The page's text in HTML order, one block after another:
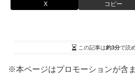
X コピー
この記事は約3分で読
※本ページはプロモーションが含